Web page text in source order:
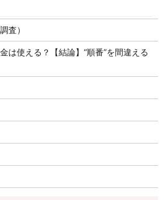
査）
は使える？【結論】“順番”を間違える